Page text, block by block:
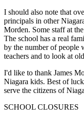
I should also note that
principals in other
Morden. Some staff at
The school has a real
by the number of people
teachers and to look at
I'd like to thank James
Niagara kids. Best of
serve the citizens of
SCHOOL CLOSURES